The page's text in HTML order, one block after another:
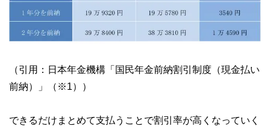
（引用：日本年金機構「国民年金前納割引制度（現金払い
前納）」（※1））
できるだけまとめて支払うことで割引率が高くなっていく